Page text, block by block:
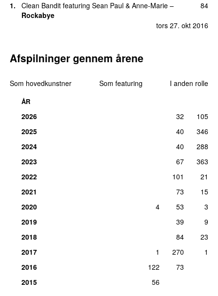
1. Clean Bandit featuring Sean Paul & Anne-Marie –
Rockabye
tors 27. okt 2016
84
Afspilninger gennem årene
Som hovedkunstner Som featuring I anden rolle
ÅR
2026 32
105
2025
40
346
2024
40
288
2023
67
363
2022
101
21
2021
73
15
2020
4 53
3
2019
39
9
2018
84
23
2017
1 270
1
2016
122
73
2015
56